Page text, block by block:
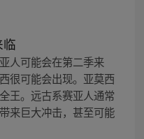
人可能会在第二季来
很可能会出现。亚莫西
王。远古系赛亚人通常
来巨大冲击，甚至可能